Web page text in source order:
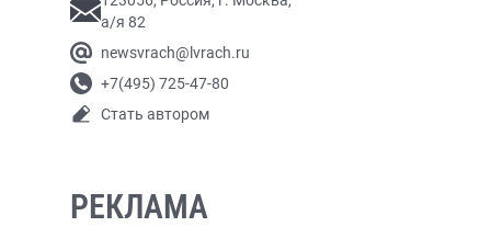
а/я 82
newsvrach@lvrach.ru
+7(495) 725-47-80
Стать автором
РЕКЛАМА